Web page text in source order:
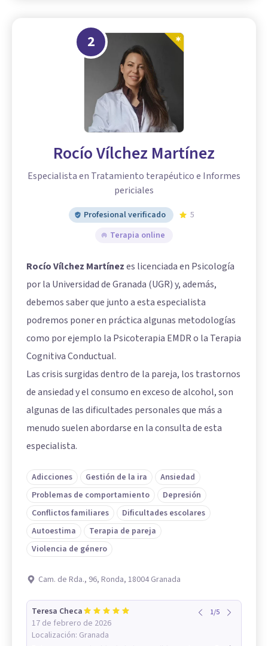
2
Rocío Vílchez Martínez
Especialista en Tratamiento terapéutico e Informes
periciales
Profesional verificado
5
Terapia online
Rocío Vílchez Martínezes licenciada en Psicología
por la Universidad de Granada (UGR) y, además,
debemos saber que junto a esta especialista
podremos poner en práctica algunas metodologías
como por ejemplo la Psicoterapia EMDR o la Terapia
Cognitiva Conductual.
Las crisis surgidas dentro de la pareja, los trastornos
de ansiedad y el consumo en exceso de alcohol, son
algunas de las dificultades personales que más a
menudo suelen abordarse en la consulta de esta
especialista.
Adicciones Gestión de la ira
Ansiedad
Problemas de comportamiento
Depresión
Conflictos familiares
Dificultades escolares
Autoestima
Terapia de pareja
Violencia de género
Cam. de Rda., 96, Ronda, 18004 Granada
Teresa Checa
17 de febrero de 2026
Localización: Granada
1/5